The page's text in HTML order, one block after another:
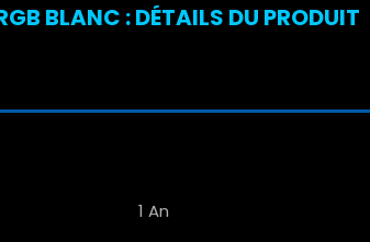
BLANC : DÉTAILS DU PRODUIT
1 An